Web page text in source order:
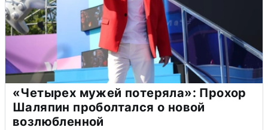
«Четырех мужей потеряла»: Прохор
Шаляпин проболтался о новой
возлюбленной